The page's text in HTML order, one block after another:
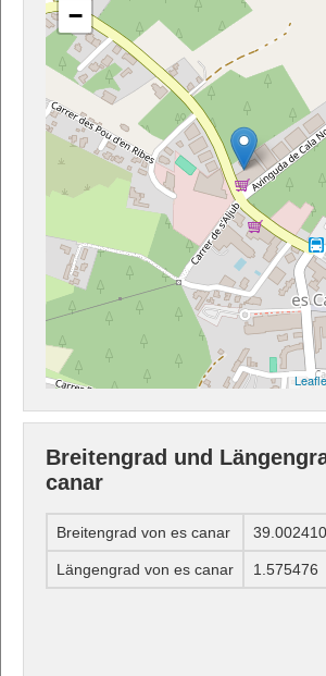
−
Breitengrad und
canar
Breitengrad von es canar 39.002410
Längengrad von es canar 1.575476